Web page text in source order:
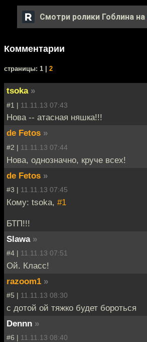
Смотри ролики Гоблина на
Комментарии
cтраницы: 1 | 2
tsoka »
#1 | 11.11.13 07:43
Нова -- атасная няшка!!!
de Fetos »
#2 | 11.11.13 07:44
Нова, однозначно, круче всех!
de Fetos »
#3 | 11.11.13 07:45
Кому: tsoka, #1
БТП!!!
Slawa »
#4 | 11.11.13 07:51
Ой. Класс!
razoom1 »
#5 | 11.11.13 08:30
с дотой ой тяжко будет бороться
Dennn »
#6 | 11.11.13 08:40